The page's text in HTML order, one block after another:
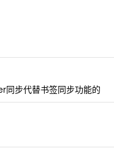
同步代替书签同步功能的